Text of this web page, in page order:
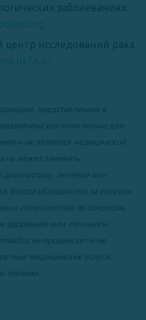
заболеваниях:
центр исследований рака
представленная в
исключительно для
и не является медицинской
не может заменять
диагностику, лечение или
Всегда обращайтесь за советом
специалистам по вопросам,
здоровьем или лечением.
не продвигает и не
медицинские услуги,
терапии.